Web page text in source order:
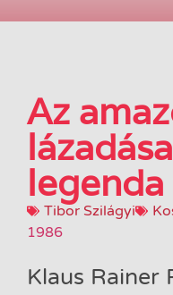
Az
Tibor Szilágyi
1986
Klaus ​Rainer